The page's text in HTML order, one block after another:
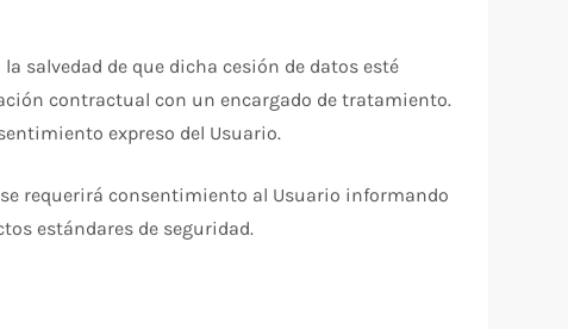
salvedad de que dicha cesión de datos esté
contractual con un encargado de tratamiento.
expreso del Usuario.
requerirá consentimiento al Usuario informando
estándares de seguridad.